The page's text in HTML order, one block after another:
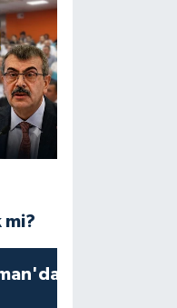
mi?